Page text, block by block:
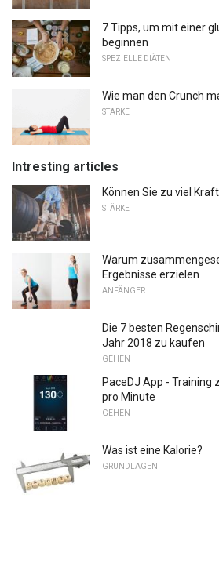
7 Tipps, um mit einer
beginnen
SPEZIELLE DIÄTEN
Wie man den Crunch
STÄRKE
Intresting articles
Können Sie zu viel
STÄRKE
Warum
Ergebnisse erzielen
ANFÄNGER
Die 7 besten
Jahr 2018 zu kaufen
GEHEN
PaceDJ App - Training
pro Minute
GEHEN
Was ist eine Kalorie?
GRUNDLAGEN